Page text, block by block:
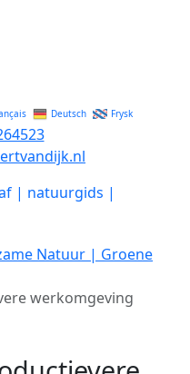
Deutsch Frysk
Natuur | Groene
werkomgeving